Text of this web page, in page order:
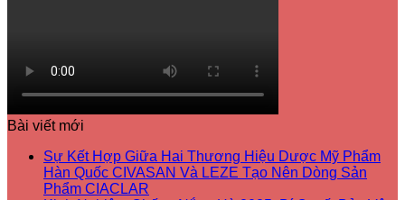
Bài viết mới
Sự Kết Hợp Giữa Hai Thương Hiệu Dược Mỹ Phẩm
Hàn Quốc CIVASAN Và LEZE Tạo Nên Dòng Sản
Phẩm CIACLAR